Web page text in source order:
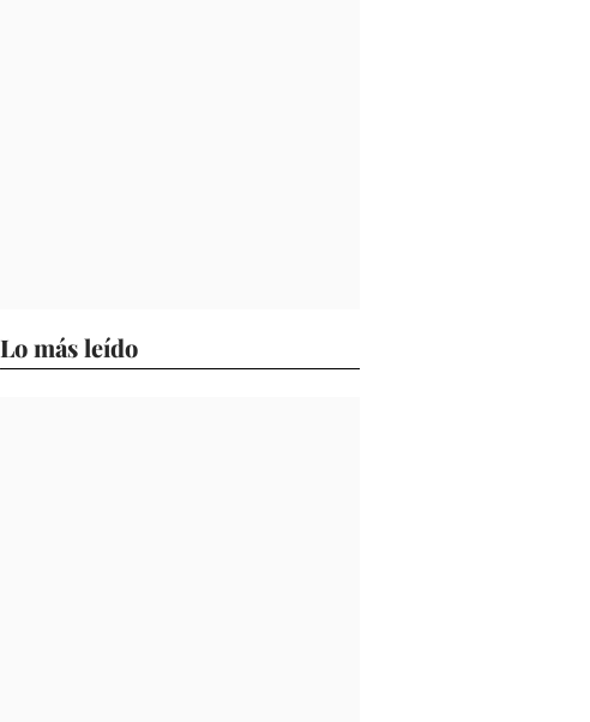
Lo más leído